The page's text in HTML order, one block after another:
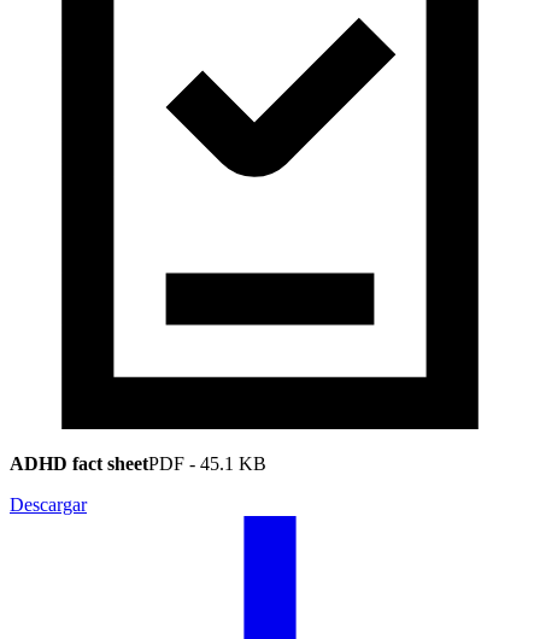
ADHD fact sheetPDF - 45.1 KB
Descargar